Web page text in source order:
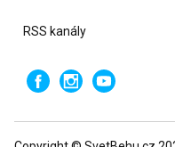
RSS kanály